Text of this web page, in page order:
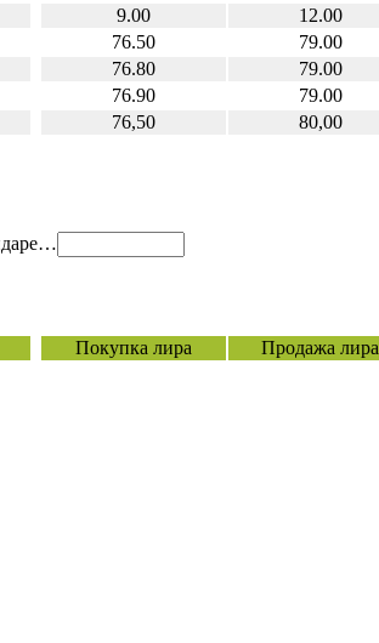
9.00
12.00
76.50
79.00
76.80
79.00
76.90
79.00
76,50 80,00
…
Покупка лира
Продажа лира